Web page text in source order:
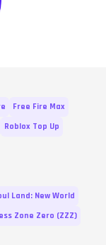
Free Fire Max
Roblox Top Up
Land: New World
Zone Zero (ZZZ)